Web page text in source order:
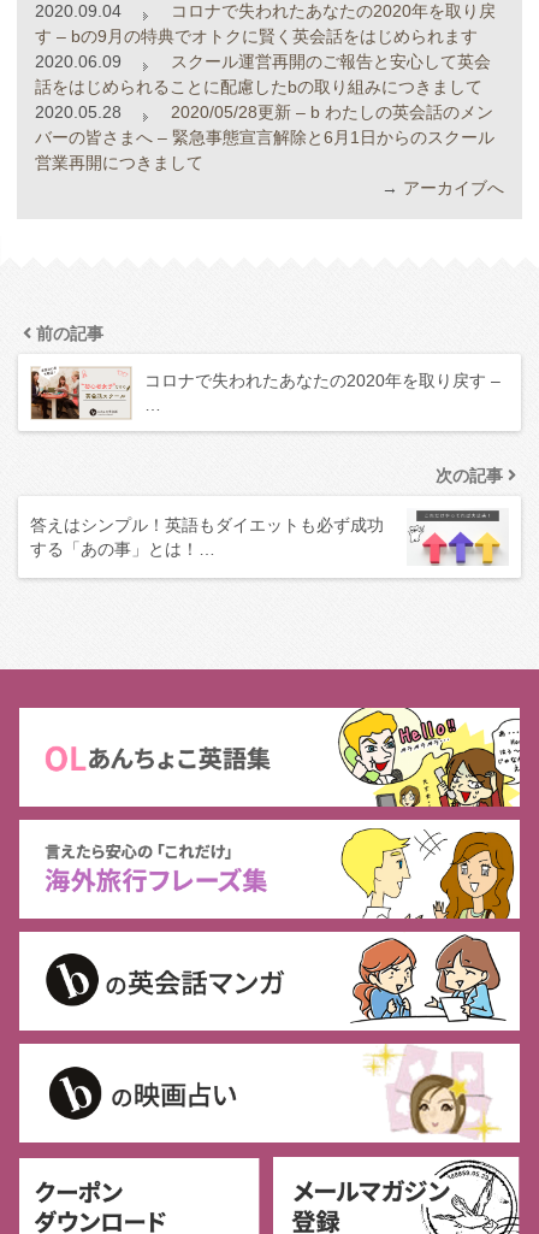
2020.09.04
コロナで失われたあなたの2020年を取り戻
す – bの9月の特典でオトクに賢く英会話をはじめられます
2020.06.09
スクール運営再開のご報告と安心して英会
話をはじめられることに配慮したbの取り組みにつきまして
2020.05.28
2020/05/28更新 – b わたしの英会話のメン
バーの皆さまへ – 緊急事態宣言解除と6月1日からのスクール
営業再開につきまして
→ アーカイブへ
前の記事
コロナで失われたあなたの2020年を取り戻す –
次の記事
答えはシンプル！英語もダイエットも必ず成功
する「あの事」とは！…